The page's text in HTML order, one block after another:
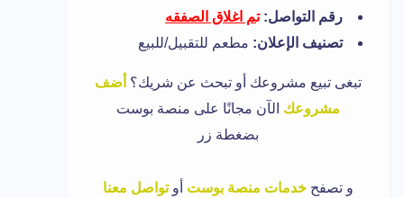
رقم التواصل: تم اغلاق الصفقه
تصنيف الإعلان: مطعم للتقبيل/للبيع
تبغى تبيع مشروعك أو تبحث عن شريك؟ أضف
مشروعك الآن مجانًا على منصة بوست
بضغطة زر
و تصفح خدمات منصة بوست أو تواصل معنا